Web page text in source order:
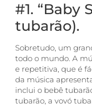
#1. “Baby
tubarão).
Sobretudo, um
todo o mundo. A
e repetitiva, que é
da música
inclui o bebê
tubarão, a vovó